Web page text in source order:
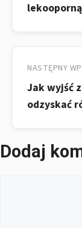
NASTĘPNY
Jak wyjść
odzyskać
Dodaj